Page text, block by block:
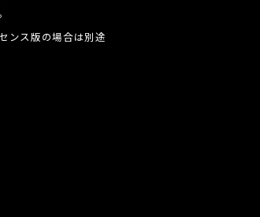
ンス版の場合は別途